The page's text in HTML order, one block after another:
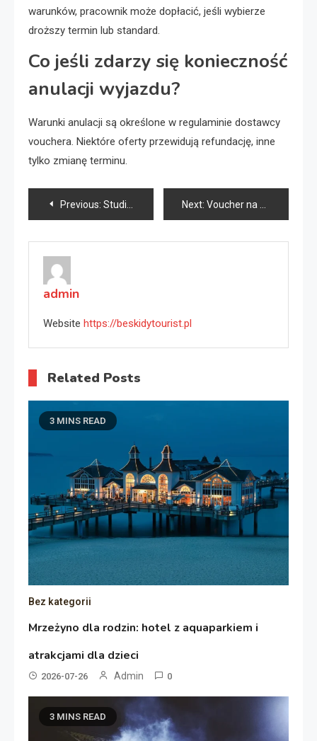
warunków, pracownik może dopłacić, jeśli wybierze
droższy termin lub standard.
Co jeśli zdarzy się konieczność
anulacji wyjazdu?
Warunki anulacji są określone w regulaminie dostawcy
vouchera. Niektóre oferty przewidują refundację, inne
tylko zmianę terminu.
Nawigacja
wpisu
Previous: Studio Sante Warszawa: butikowy hotel z relaksującym spa Next: Voucher na wycieczkę do Wietnamu — podróż życia czeka
admin
Website https://beskidytourist.pl
Related Posts
3 MINS READ
Bez kategorii
Mrzeżyno dla rodzin: hotel z aquaparkiem i
atrakcjami dla dzieci
2026-07-26 Admin 0
3 MINS READ